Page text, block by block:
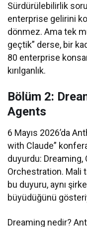
Sürdürülebilirlik
enterprise gelirini
dönmez. Ama tek
geçtik” derse, bir
80 enterprise
kırılganlık.
Bölüm 2:
Agents
6 Mayıs 2026’da
with Claude”
duyurdu:
Orchestration. Mali
bu duyuru, aynı
büyüdüğünü
Dreaming nedir?